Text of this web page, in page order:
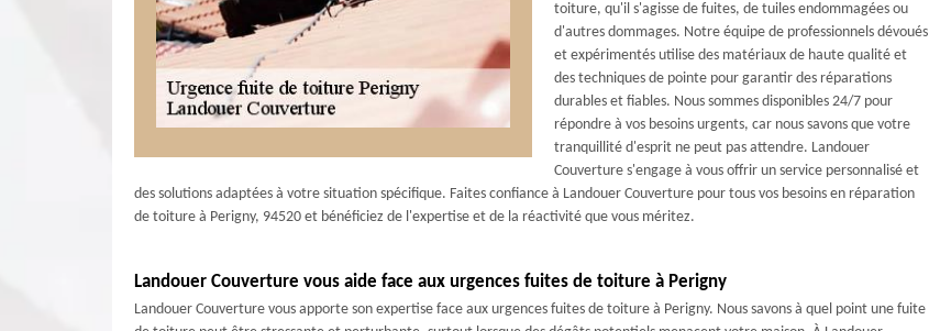
toiture, qu'il s'agisse de fuites, de tuiles endommagées ou
d'autres dommages. Notre équipe de professionnels dévoués
et expérimentés utilise des matériaux de haute qualité et
des techniques de pointe pour garantir des réparations
durables et fiables. Nous sommes disponibles 24/7 pour
répondre à vos besoins urgents, car nous savons que votre
tranquillité d'esprit ne peut pas attendre. Landouer
Couverture s'engage à vous offrir un service personnalisé et
des solutions adaptées à votre situation spécifique. Faites confiance à Landouer Couverture pour tous vos besoins en réparation
de toiture à Perigny, 94520 et bénéficiez de l'expertise et de la réactivité que vous méritez.
Landouer Couverture vous aide face aux urgences fuites de toiture à Perigny
Landouer Couverture vous apporte son expertise face aux urgences fuites de toiture à Perigny. Nous savons à quel point une fuite